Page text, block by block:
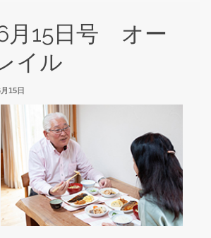
月15日号 オー
イル
15日